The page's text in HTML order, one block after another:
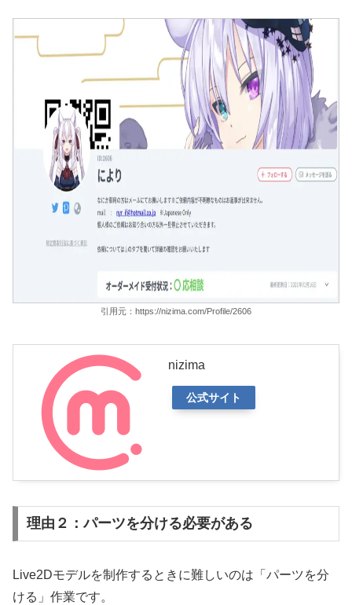
引用元：https://nizima.com/Profile/2606
nizima
公式サイト
理由２：パーツを分ける必要がある
Live2Dモデルを制作するときに難しいのは「パーツを分
ける」作業です。